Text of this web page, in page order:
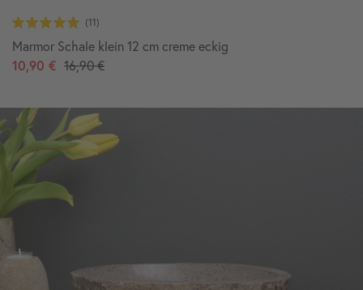
Marmor Schale klein 12 cm creme eckig
10,90 € 16,90 €